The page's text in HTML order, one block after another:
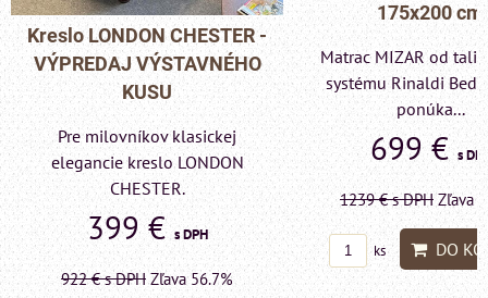
175x200 cm
Matrac MIZAR od talianskeho
systému Rinaldi Bed System
ponúka...
699 €s DPH
1239 €s DPH Zľava 43.6%
ks DO KOŠÍKA
Pohovka LONDON
- VÝPREDAJ
KUSU
Pre milovníkov
elegancie kreslo a
LONDON
599 €s
1415 €s DPH Zľava